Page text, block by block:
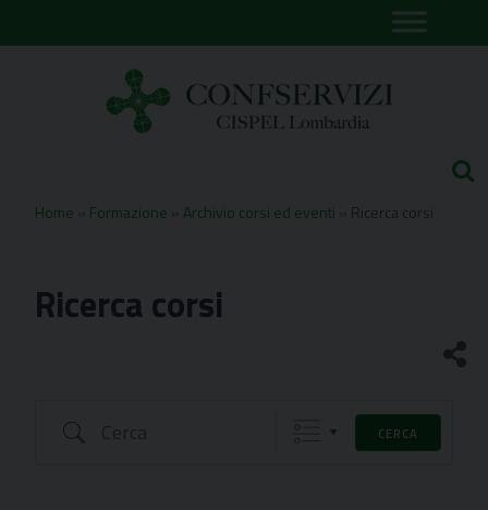
to
Home Formazione Archivio corsi ed eventi Ricerca corsi
Ricerca corsi
Cerca CERCA